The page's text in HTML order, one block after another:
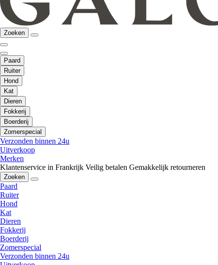
Zoeken
Paard
Ruiter
Hond
Kat
Dieren
Fokkerij
Boerderij
Zomerspecial
Verzonden binnen 24u
Uitverkoop
Merken
Klantenservice in Frankrijk Veilig betalen Gemakkelijk retourneren
Zoeken
Paard
Ruiter
Hond
Kat
Dieren
Fokkerij
Boerderij
Zomerspecial
Verzonden binnen 24u